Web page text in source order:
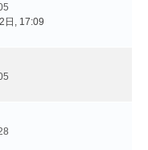
日, 17:09